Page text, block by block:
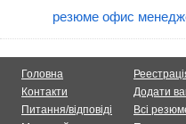
резюме офис
Головна
Контакти
Питання/відповіді
Додати
Всі